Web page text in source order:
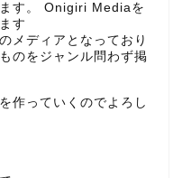
す。 Onigiri Mediaを
す
メディアとなっており
のをジャンル問わず掲
作っていくのでよろし